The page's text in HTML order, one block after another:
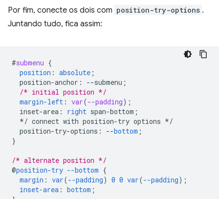
Por fim, conecte os dois com position-try-options .
Juntando tudo, fica assim:
#submenu {
position : absolute ;
position-anchor : --submenu ;
/* initial position */
margin-left : var(--padding);
inset-area : right span-bottom ;
*/ connect with position-try options */
position-try-options : --bottom ;
}
/* alternate position */
@position-try --bottom {
margin : var(--padding) 0 0 var(--padding);
inset-area : bottom ;